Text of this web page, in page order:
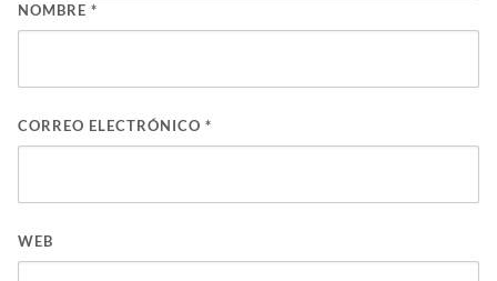
NOMBRE *
CORREO ELECTRÓNICO *
WEB